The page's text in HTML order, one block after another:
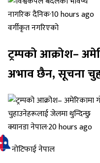
नागरिक दैनिक·10 hours ago
वर्गीकृत नगरिएको
ट्रम्पको आक्रोश–
अभाव छैन, सूचना
क्यानडा नेपाल·20 hours ago
नोटिफाई नेपाल